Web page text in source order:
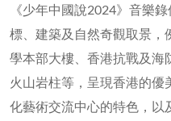
《少年中國說2024》音樂
標、建築及自然奇觀取景，
學本部大樓、香港抗戰及海
火山岩柱等，呈現香港的
化藝術交流中心的特色，以